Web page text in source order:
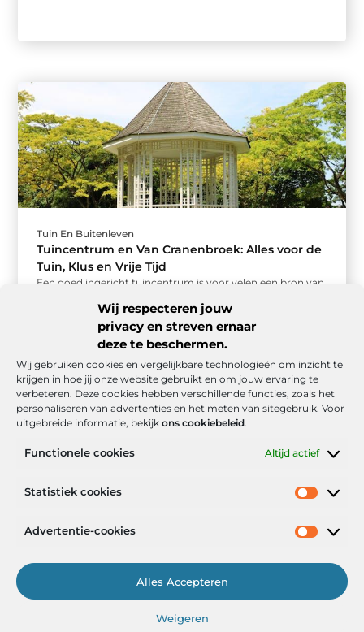
Wij respecteren jouw
privacy en streven ernaar
deze te beschermen.
Wij gebruiken cookies en vergelijkbare technologieën om inzicht te
krijgen in hoe jij onze website gebruikt en om jouw ervaring te
verbeteren. Deze cookies hebben verschillende functies, zoals het
personaliseren van advertenties en het meten van sitegebruik. Voor
uitgebreide informatie, bekijk ons cookiebeleid.
Functionele cookies Altijd actief
Statistiek cookies
Advertentie-cookies
Alles Accepteren
Weigeren
Tuin En Buitenleven
Tuincentrum en Van Cranenbroek: Alles voor de
Tuin, Klus en Vrije Tijd
Een goed ingericht tuincentrum is voor velen een bron van
een doorgewinterde ...
Het Portaal voor Inzichten en Inspiratie
— AdviesPortal.nl verzamelt de beste blogs en artikelen om jou te
Onze informatie